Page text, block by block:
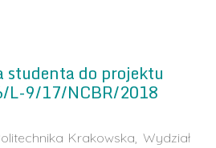
studenta do projektu
L-9/17/NCBR/2018
Krakowska, Wydział